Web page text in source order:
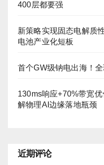
400层都要强
新策略实现固态电解质
电池产业化短板
首个GW级钠电出海！全
130ms响应+70%带宽
解物理AI边缘落地瓶颈
近期评论